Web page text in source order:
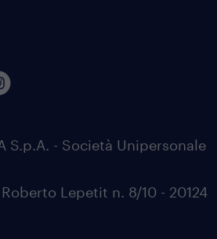
S.p.A. - Società Unipersonale
Lepetit n. 8/10 - 20124